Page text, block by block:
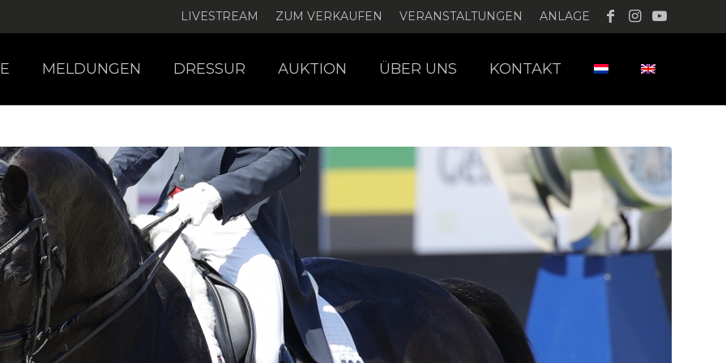
LIVESTREAM ZUM VERKAUFEN VERANSTALTUNGEN ANLAGE
MELDUNGEN DRESSUR AUKTION ÜBER UNS KONTAKT